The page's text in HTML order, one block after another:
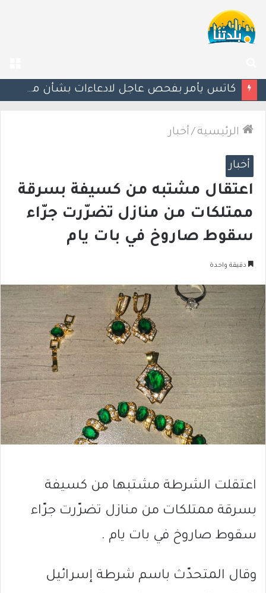
عن
إستعدوا : موجة حر جديدة تضرب البلاد
الرئيسية / أخبار
أخبار
اعتقال مشتبه من كسيفة بسرقة
ممتلكات من منازل تضرّرت جرّاء
سقوط صاروخ في بات يام
دقيقة واحدة
اعتقلت الشرطة مشتبها من كسيفة
بسرقة ممتلكات من منازل تضرّرت جرّاء
سقوط صاروخ في بات يام .
وقال المتحدّث باسم شرطة إسرائيل